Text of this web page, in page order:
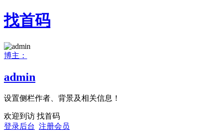
找首码
博主：
admin
设置侧栏作者、背景及相关信息！
欢迎到访 找首码
登录后台 注册会员